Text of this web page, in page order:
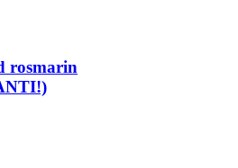
rosmarin